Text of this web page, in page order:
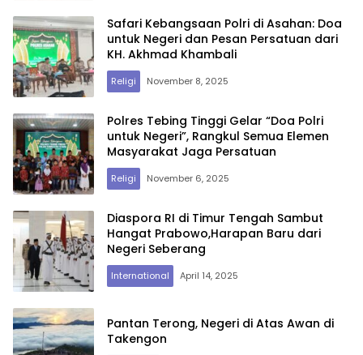
Safari Kebangsaan Polri di Asahan: Doa
untuk Negeri dan Pesan Persatuan dari
KH. Akhmad Khambali
Religi November 8, 2025
Polres Tebing Tinggi Gelar “Doa Polri
untuk Negeri”, Rangkul Semua Elemen
Masyarakat Jaga Persatuan
Religi November 6, 2025
Diaspora RI di Timur Tengah Sambut
Hangat Prabowo,Harapan Baru dari
Negeri Seberang
International April 14, 2025
Pantan Terong, Negeri di Atas Awan di
Takengon